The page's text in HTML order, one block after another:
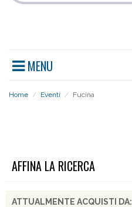
MENU
Home / Eventi / Fucina
AFFINA LA RICERCA
ATTUALMENTE ACQUISTI DA: